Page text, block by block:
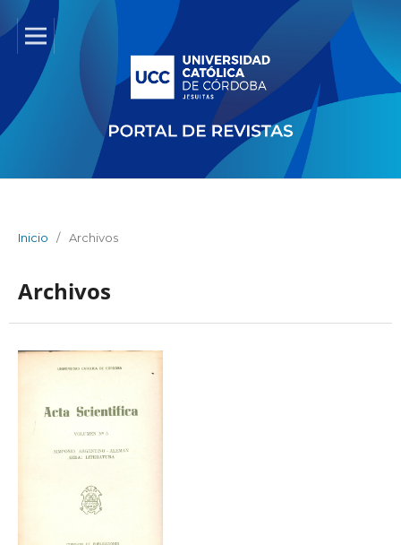
Inicio / Archivos
Archivos